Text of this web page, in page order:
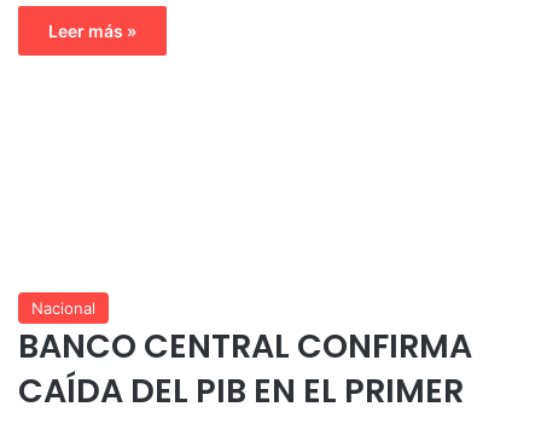
Leer más »
Nacional
BANCO CENTRAL CONFIRMA
CAÍDA DEL PIB EN EL PRIMER